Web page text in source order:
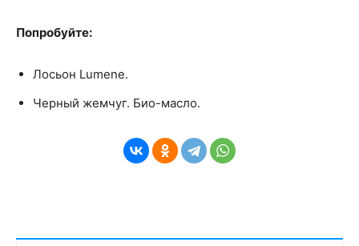
Попробуйте:
Лосьон Lumene.
Черный жемчуг. Био-масло.